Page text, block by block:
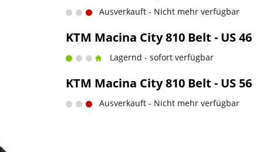
Ausverkauft - Nicht mehr verfügbar
KTM Macina City 810 Belt - US 46
Lagernd - sofort verfügbar
KTM Macina City 810 Belt - US 56
Ausverkauft - Nicht mehr verfügbar